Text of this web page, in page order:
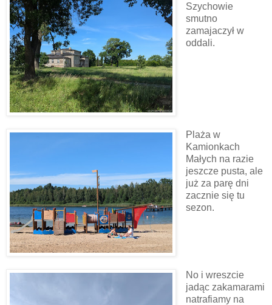
Szychowie
smutno
zamajaczył w
oddali.
Plaża w
Kamionkach
Małych na razie
jeszcze pusta, ale
już za parę dni
zacznie się tu
sezon.
No i wreszcie
jadąc zakamarami
natrafiamy na